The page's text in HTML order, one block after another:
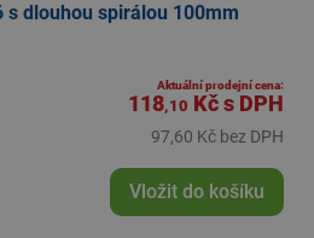
s dlouhou spirálou 100mm
Aktuální prodejní cena:
118,10 Kčs DPH
97,60 Kč bez DPH
Vložit do košíku